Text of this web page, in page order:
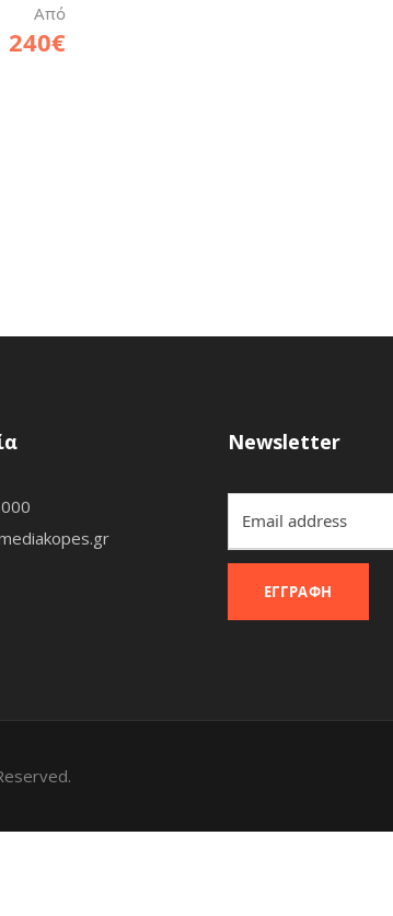
Από
240€
Newsletter
ΕΓΓΡΑΦΉ